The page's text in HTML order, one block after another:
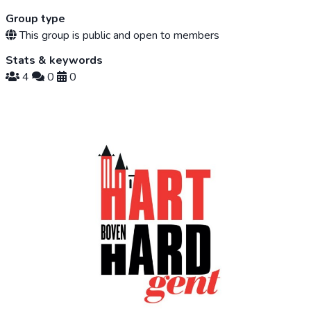
Group type
This group is public and open to members
Stats & keywords
4
0 0